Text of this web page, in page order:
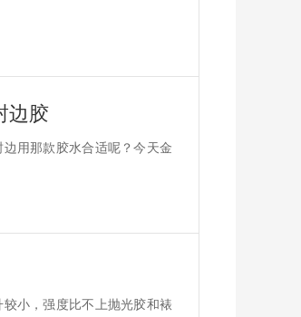
边胶
用那款胶水合适呢？今天金
小，强度比不上抛光胶和裱